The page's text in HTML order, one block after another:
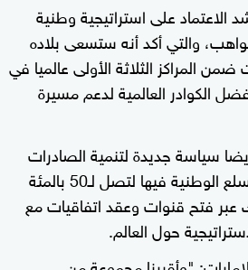
الاعتماد على استراتيجية وطنية
والتي أكد أنه ستسعى بلاده
ضمن المراكز الثلاثة الأولى عالميا في
الكوادر العالمية لدعم مسيرة
سياسة جديدة لتنمية الصادرات
الإماراتية وزيادة نسبة السلع الوطنية فيها لتصل لـ50 بالمئة
عبر فتح قنوات وعقد اتفاقيات مع
حول العالم.